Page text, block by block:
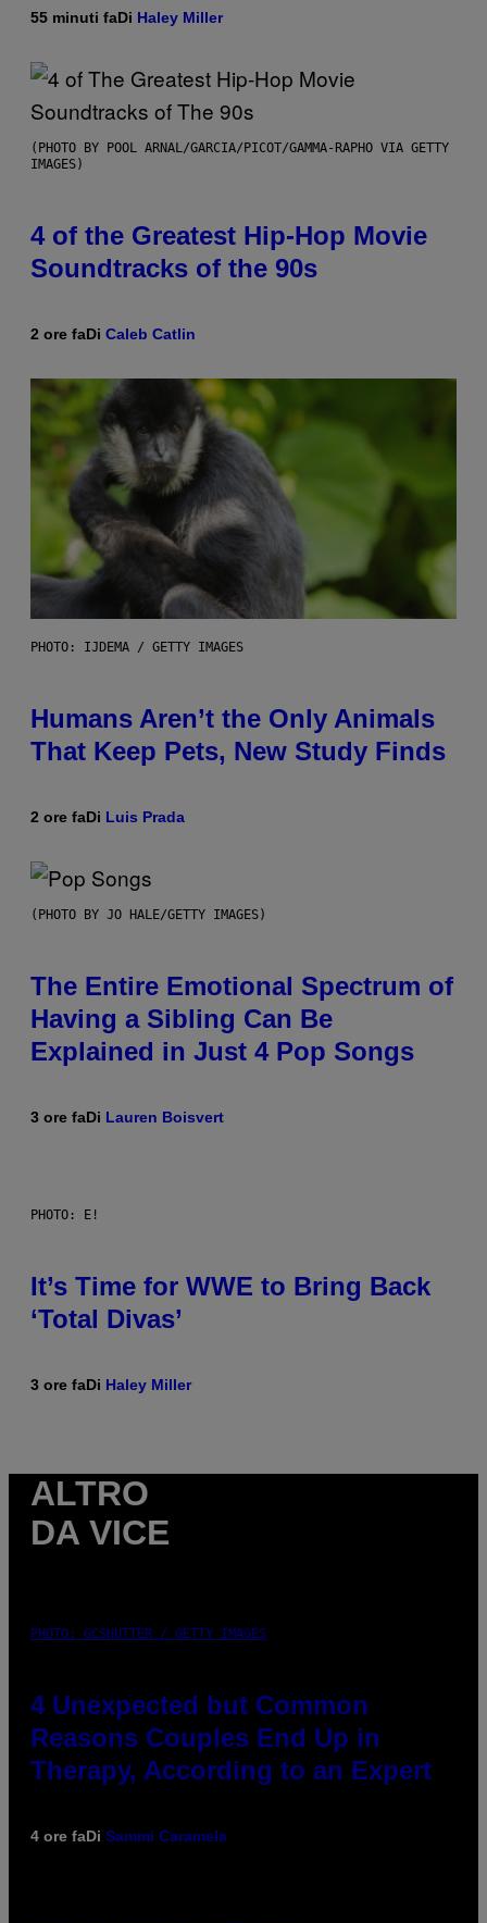
55 minuti faDi Haley Miller
(PHOTO BY POOL ARNAL/GARCIA/PICOT/GAMMA-RAPHO VIA GETTY
IMAGES)
4 of the Greatest Hip-Hop Movie
Soundtracks of the 90s
2 ore faDi Caleb Catlin
PHOTO: IJDEMA / GETTY IMAGES
Humans Aren’t the Only Animals
That Keep Pets, New Study Finds
2 ore faDi Luis Prada
(PHOTO BY JO HALE/GETTY IMAGES)
The Entire Emotional Spectrum of
Having a Sibling Can Be
Explained in Just 4 Pop Songs
3 ore faDi Lauren Boisvert
PHOTO: E!
It’s Time for WWE to Bring Back
‘Total Divas’
3 ore faDi Haley Miller
ALTRO
DA VICE
PHOTO: GCSHUTTER / GETTY IMAGES
4 Unexpected but Common
Reasons Couples End Up in
Therapy, According to an Expert
4 ore faDi Sammi Caramela